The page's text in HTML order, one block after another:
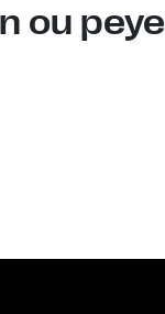
ou peye